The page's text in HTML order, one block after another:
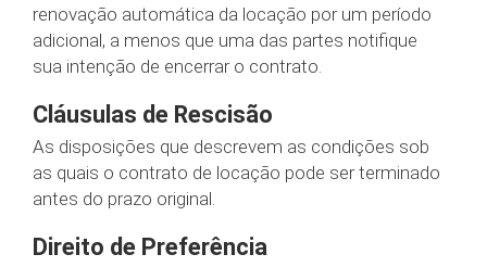
renovação automática da locação por um período
adicional, a menos que uma das partes notifique
sua intenção de encerrar o contrato.
Cláusulas de Rescisão
As disposições que descrevem as condições sob
as quais o contrato de locação pode ser terminado
antes do prazo original.
Direito de Preferência